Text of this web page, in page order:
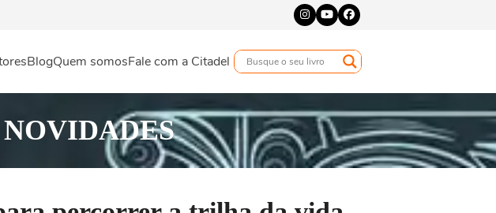
Instagram
YouTubeFacebook
BlogQuem somosFale com a Citadel
NOVIDADES